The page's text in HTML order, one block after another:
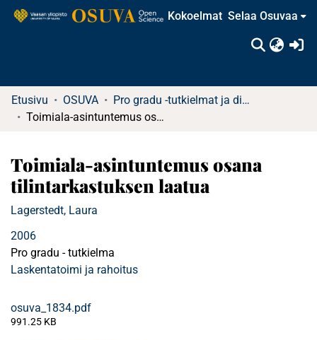
Kokoelmat Selaa Osuvaa
Etusivu OSUVA
Pro gradu -tutkielmat ja diplomityöt
Toimiala-asintuntemus osana tilintarkastuksen laatua
Toimiala-asintuntemus osana
tilintarkastuksen laatua
Lagerstedt, Laura
2006
Pro gradu - tutkielma
Laskentatoimi ja rahoitus
osuva_1834.pdf
991.25 KB